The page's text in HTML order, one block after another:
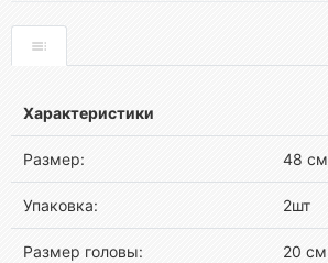
Характеристики
Размер: 48 см
Упаковка: 2шт
Размер головы: 20 см